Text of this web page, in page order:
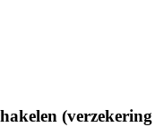
(verzekering